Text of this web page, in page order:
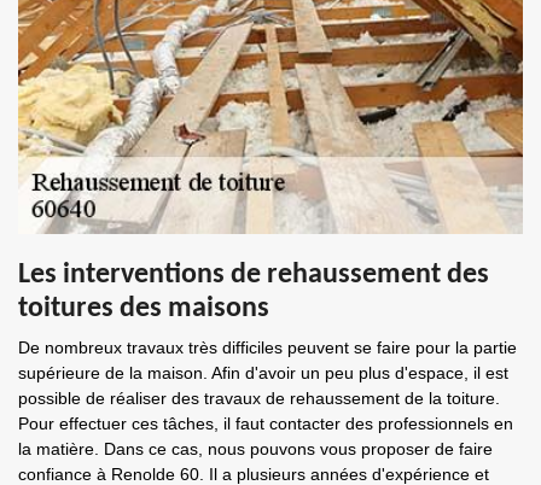
Les interventions de rehaussement des
toitures des maisons
De nombreux travaux très difficiles peuvent se faire pour la partie
supérieure de la maison. Afin d'avoir un peu plus d'espace, il est
possible de réaliser des travaux de rehaussement de la toiture.
Pour effectuer ces tâches, il faut contacter des professionnels en
la matière. Dans ce cas, nous pouvons vous proposer de faire
confiance à Renolde 60. Il a plusieurs années d'expérience et